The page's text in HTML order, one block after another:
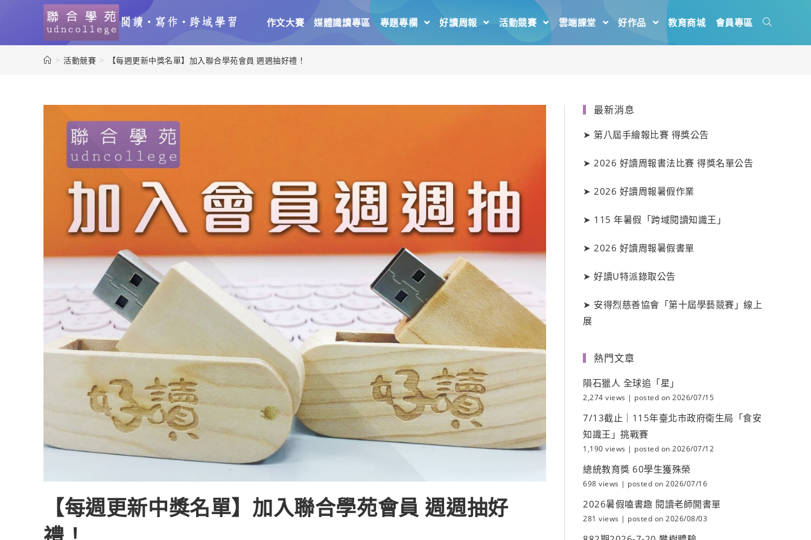
作文大賽 媒體識讀專區 專題專欄 好讀周報 活動競賽 雲端課堂 好作品 教育商城 會員專區
> 活動競賽 > 【每週更新中獎名單】加入聯合學苑會員 週週抽好禮！
【每週更新中獎名單】加入聯合學苑會員 週週抽好
最新消息
➤ 第八屆手繪報比賽 得獎公告
➤ 2026 好讀周報書法比賽 得獎名單公告
➤ 2026 好讀周報暑假作業
➤ 115 年暑假「跨域閱讀知識王」
➤ 2026 好讀周報暑假書單
➤ 好讀U特派錄取公告
➤ 安得烈慈善協會「第十屆學藝競賽」線上
展
熱門文章
隕石獵人 全球追「星」
2,274 views | posted on 2026/07/15
7/13截止｜115年臺北市政府衛生局「食安
知識王」挑戰賽
1,190 views | posted on 2026/07/12
總統教育獎 60學生獲殊榮
698 views | posted on 2026/07/16
2026暑假嗑書趣 閱讀老師開書單
281 views | posted on 2026/08/03